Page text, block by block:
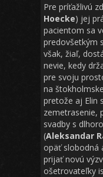
Pre príťažlivú
Hoecke) jej
pacientom sa
predovšetkým
však, žiaľ,
nevie, kedy
pre svoju
na
pretože aj Elin
zemetrasenie,
svadby s
(Aleksandar
opäť slobodná
prijať novú
ošetrovateľky